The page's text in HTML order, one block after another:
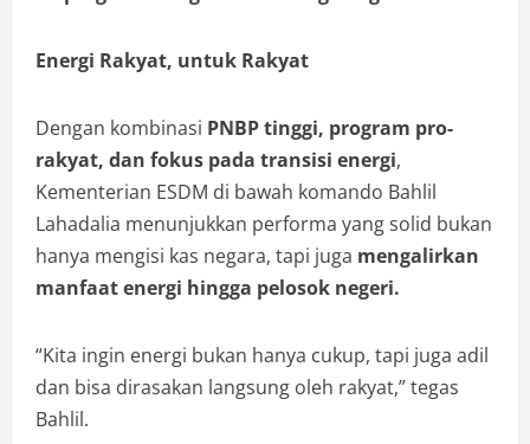
Energi Rakyat, untuk Rakyat
Dengan kombinasi PNBP tinggi, program pro-
rakyat, dan fokus pada transisi energi,
Kementerian ESDM di bawah komando Bahlil
Lahadalia menunjukkan performa yang solid bukan
hanya mengisi kas negara, tapi juga mengalirkan
manfaat energi hingga pelosok negeri.
“Kita ingin energi bukan hanya cukup, tapi juga adil
dan bisa dirasakan langsung oleh rakyat,” tegas
Bahlil.